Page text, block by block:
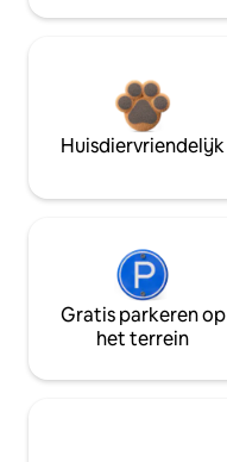
Huisdiervriendelijk
Gratis parkeren op
het terrein